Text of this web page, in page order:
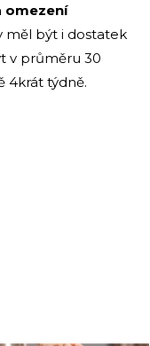
omezení
měl být i dostatek
v průměru 30
4krát týdně.